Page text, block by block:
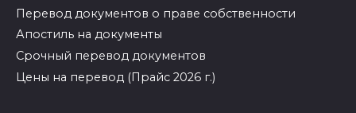
Перевод документов о праве собственности
Апостиль на документы
Срочный перевод документов
Цены на перевод (Прайс 2026 г.)